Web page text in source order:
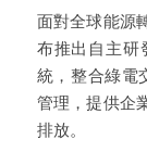
面對全球能源
布推出自主研
統，整合綠電
管理，提供企
排放。